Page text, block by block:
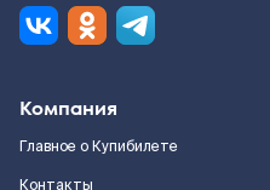
Компания
Главное о Купибилете
Контакты